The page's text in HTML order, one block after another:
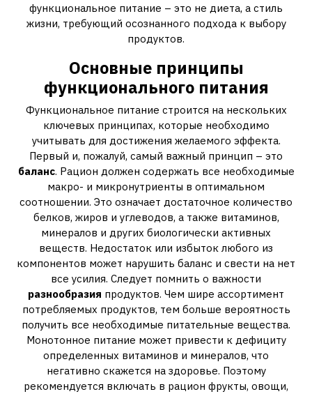
функциональное питание – это не диета, а стиль
жизни, требующий осознанного подхода к выбору
продуктов.
Основные принципы
функционального питания
Функциональное питание строится на нескольких
ключевых принципах, которые необходимо
учитывать для достижения желаемого эффекта.
Первый и, пожалуй, самый важный принцип – это
баланс. Рацион должен содержать все необходимые
макро- и микронутриенты в оптимальном
соотношении. Это означает достаточное количество
белков, жиров и углеводов, а также витаминов,
минералов и других биологически активных
веществ. Недостаток или избыток любого из
компонентов может нарушить баланс и свести на нет
все усилия. Следует помнить о важности
разнообразия продуктов. Чем шире ассортимент
потребляемых продуктов, тем больше вероятность
получить все необходимые питательные вещества.
Монотонное питание может привести к дефициту
определенных витаминов и минералов, что
негативно скажется на здоровье. Поэтому
рекомендуется включать в рацион фрукты, овощи,